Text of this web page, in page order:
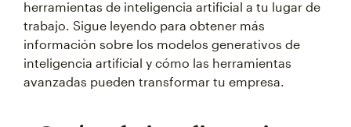
herramientas de inteligencia artificial a tu lugar de
trabajo. Sigue leyendo para obtener más
información sobre los modelos generativos de
inteligencia artificial y cómo las herramientas
avanzadas pueden transformar tu empresa.